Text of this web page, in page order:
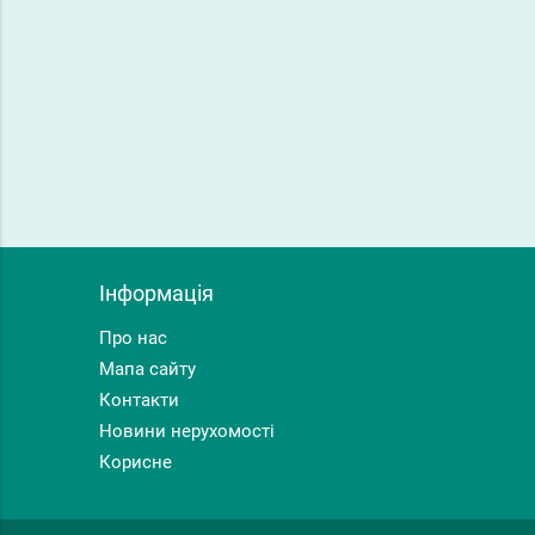
Інформація
Про нас
Мапа сайту
Контакти
Новини нерухомості
Корисне